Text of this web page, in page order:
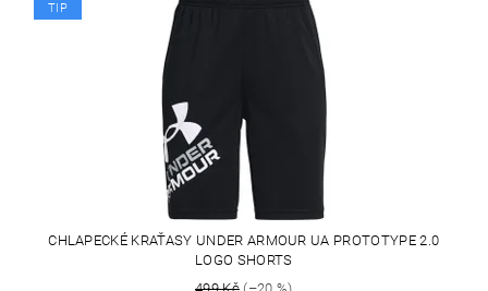
TIP
CHLAPECKÉ KRAŤASY UNDER ARMOUR UA PROTOTYPE 2.0
LOGO SHORTS